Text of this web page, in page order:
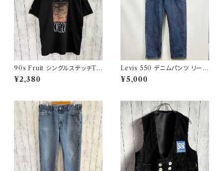
90s Fruit シングルステッチTシ
ャツ プリントT
¥2,380
Levis 550 デニムパンツ リーバ
イス ワイドデニム 3
¥5,000